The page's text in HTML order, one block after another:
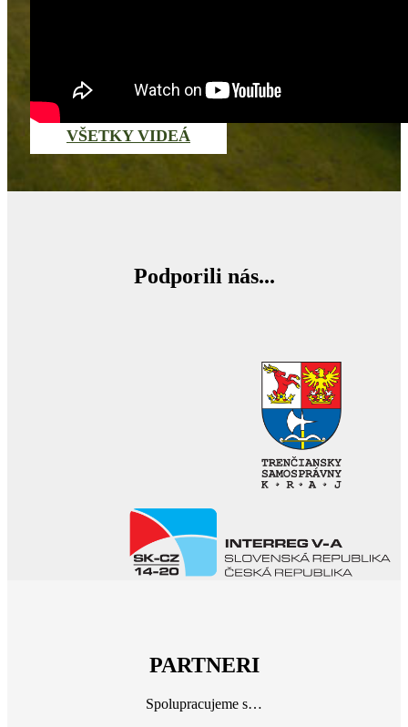
VŠETKY VIDEÁ
Podporili nás...
PARTNERI
Spolupracujeme s…